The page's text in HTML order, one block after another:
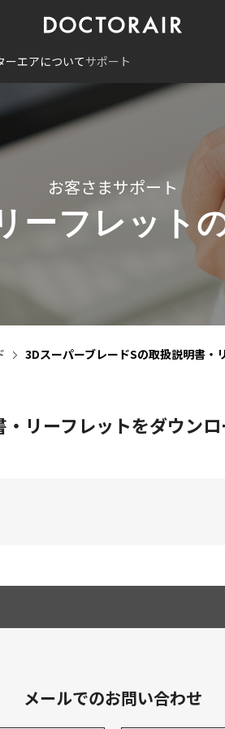
ーエアについてサポート
お客さまサポート
ーフレット
3DスーパーブレードSの取扱説明書・
リーフレットをダウンロ
メールでのお問い合わせ